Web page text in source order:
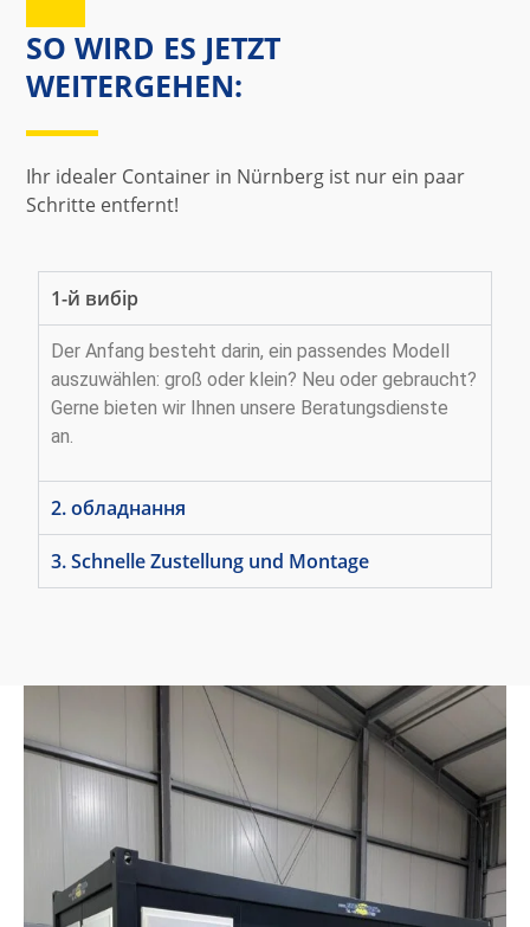
SO WIRD ES JETZT
WEITERGEHEN:
Ihr idealer Container in Nürnberg ist nur ein paar
Schritte entfernt!
1-й вибір
Der Anfang besteht darin, ein passendes Modell
auszuwählen: groß oder klein? Neu oder gebraucht?
Gerne bieten wir Ihnen unsere Beratungsdienste
an.
2. обладнання
3. Schnelle Zustellung und Montage